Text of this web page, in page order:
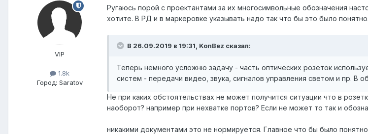
VIP
1.8k
Город: Saratov
Ругаюсь порой с проектантами за их многосимвольные обозначения
хотите. В РД и в маркеровке указывать надо так что бы это было
В 26.09.2019 в 19:31, KonBez сказал:
Теперь немного усложню задачу - часть оптических розеток
систем - передачи видео, звука, сигналов управления светом и пр. В
Не при каких обстоятельствах не может получится ситуации что в
наоборот? например при нехватке портов? Если не может то так и
никакими документами это не нормируется. Главное что бы было